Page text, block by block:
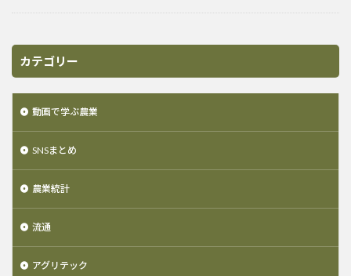
カテゴリー
動画で学ぶ農業
SNSまとめ
農業統計
流通
アグリテック